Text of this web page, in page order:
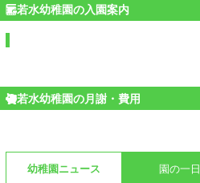
若水幼稚園の入園案内
若水幼稚園の月謝・費用
幼稚園ニュース 園の一日